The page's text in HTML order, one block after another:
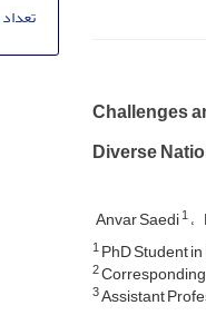
Challenges
Diverse
Anvar Saedi1
1PhD Student in
2Corresponding
3Assistant